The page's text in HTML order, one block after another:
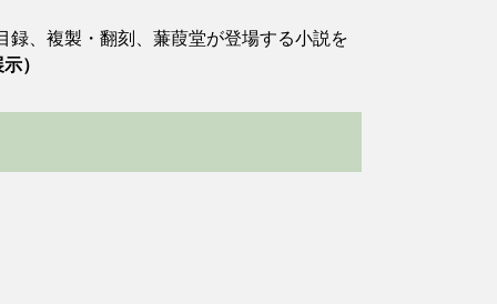
、複製・翻刻、蒹葭堂が登場する小説を
）